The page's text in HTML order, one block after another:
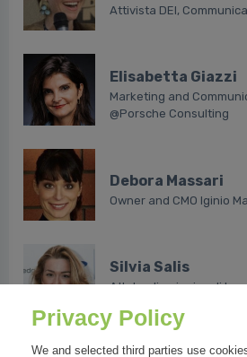
Attivista DEI,
Elisabetta Giazzi
Marketing and
@Porsche Consulting
Debora Massari
Owner and CMO Iginio
Silvia Salis
Atleta olimpionica di
Privacy Policy
We and selected third parties use